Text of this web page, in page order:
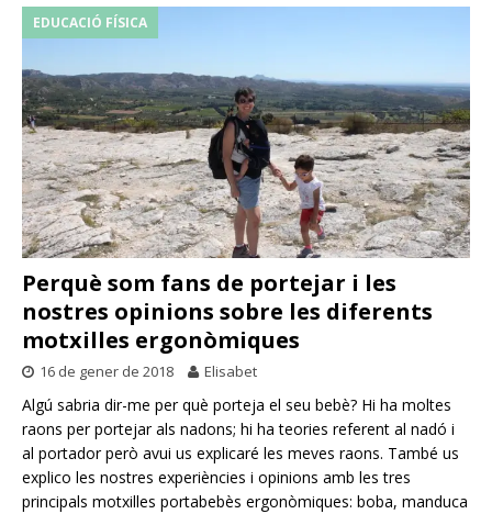
EDUCACIÓ FÍSICA
Perquè som fans de portejar i les
nostres opinions sobre les diferents
motxilles ergonòmiques
16 de gener de 2018 Elisabet
Algú sabria dir-me per què porteja el seu bebè? Hi ha moltes
raons per portejar als nadons; hi ha teories referent al nadó i
al portador però avui us explicaré les meves raons. També us
explico les nostres experiències i opinions amb les tres
principals motxilles portabebès ergonòmiques: boba, manduca